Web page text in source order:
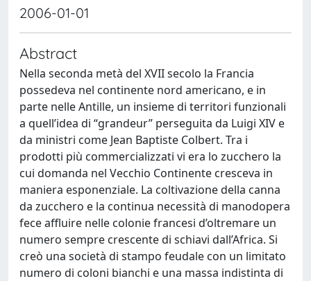
2006-01-01
Abstract
Nella seconda metà del XVII secolo la Francia
possedeva nel continente nord americano, e in
parte nelle Antille, un insieme di territori funzionali
a quell’idea di “grandeur” perseguita da Luigi XIV e
da ministri come Jean Baptiste Colbert. Tra i
prodotti più commercializzati vi era lo zucchero la
cui domanda nel Vecchio Continente cresceva in
maniera esponenziale. La coltivazione della canna
da zucchero e la continua necessità di manodopera
fece affluire nelle colonie francesi d’oltremare un
numero sempre crescente di schiavi dall’Africa. Si
creò una società di stampo feudale con un limitato
numero di coloni bianchi e una massa indistinta di